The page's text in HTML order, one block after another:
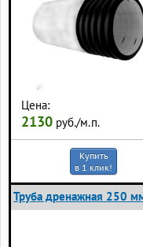
Цена:
2130 руб./м.п.
Купить
в 1 клик!
Труба дренажная 250